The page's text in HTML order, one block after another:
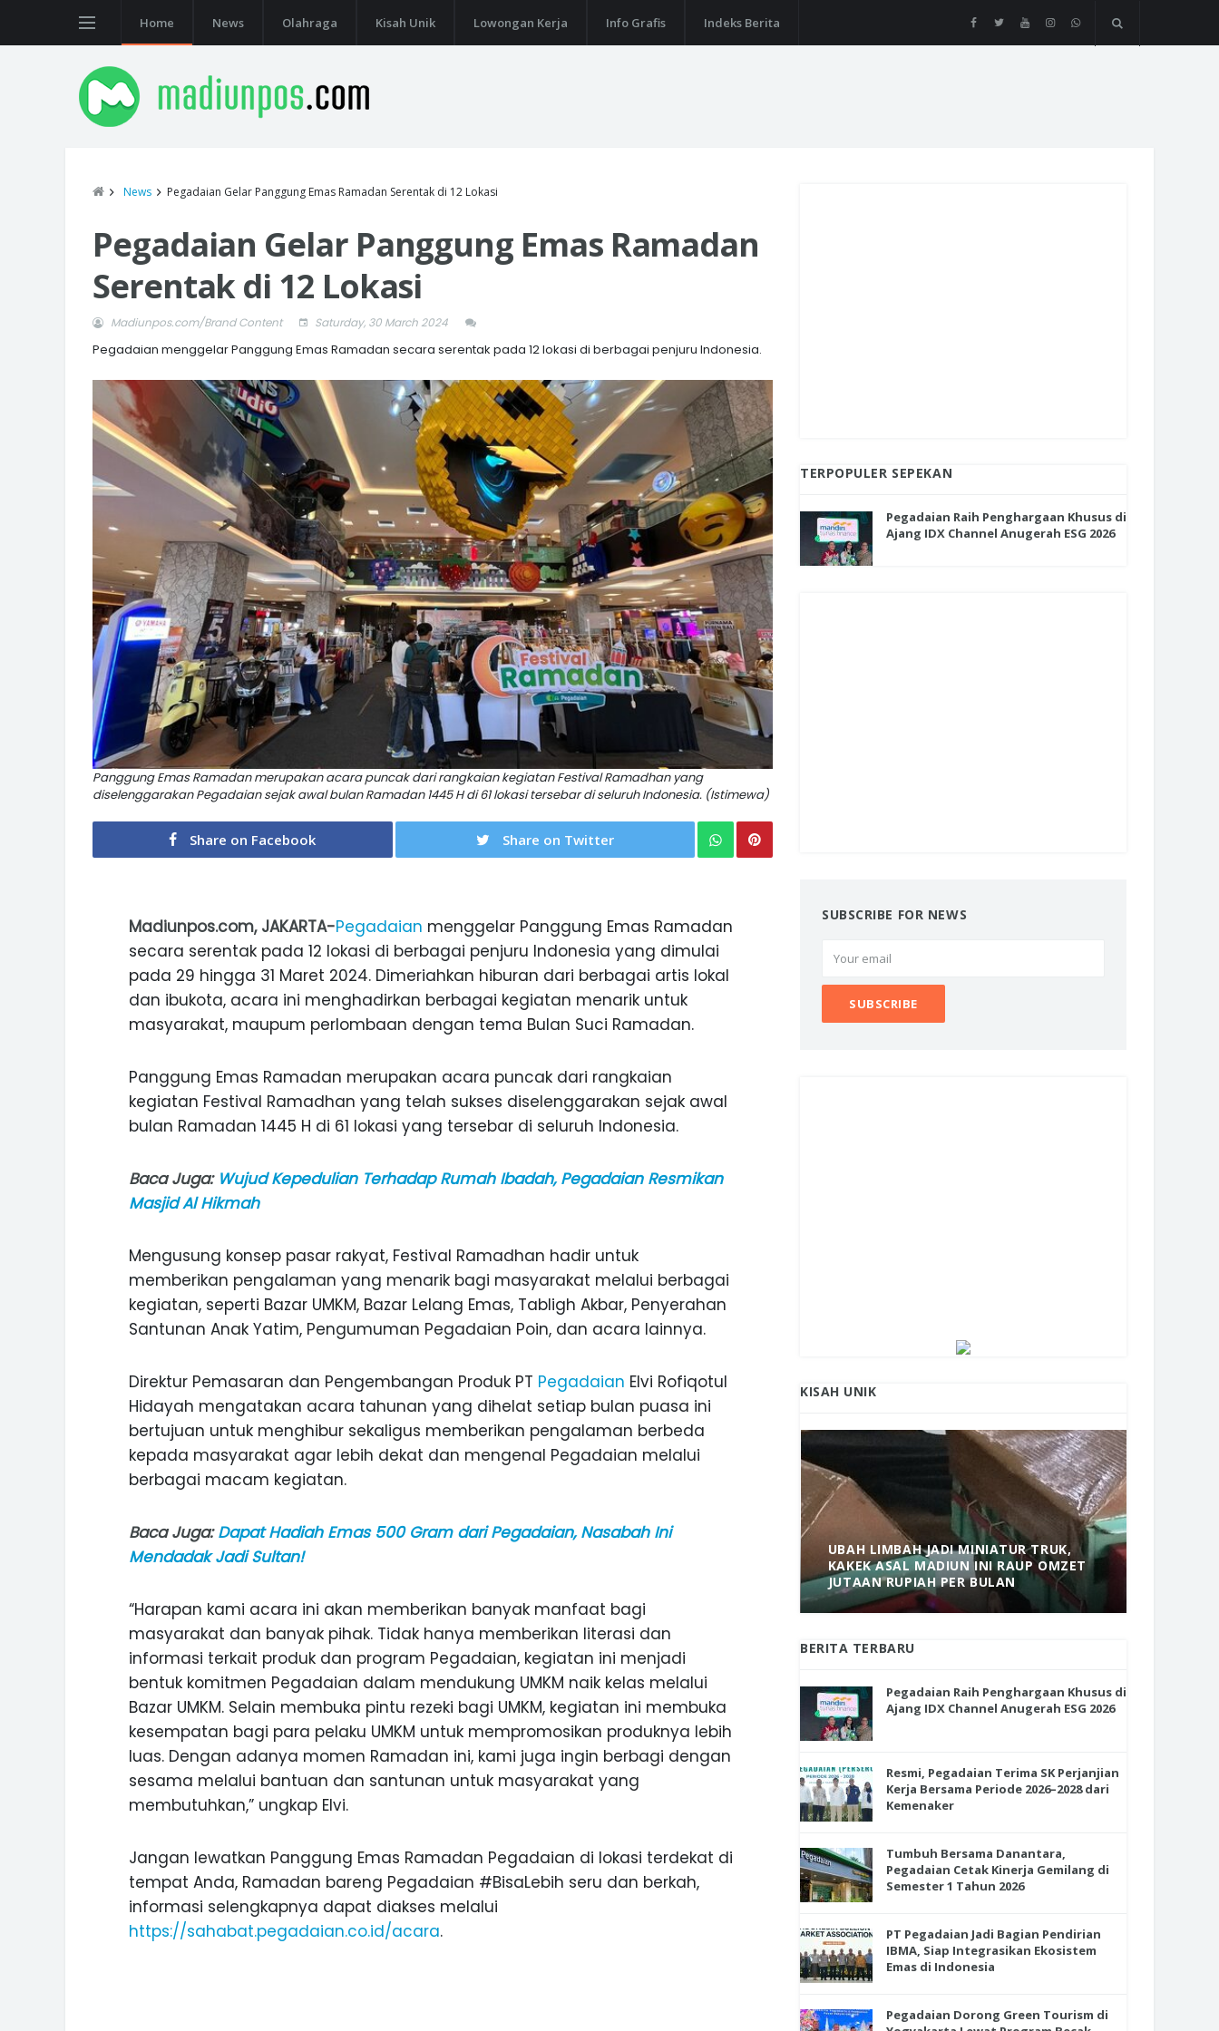
Home News Olahraga Kisah Unik Lowongan Kerja Info Grafis Indeks Berita
News Pegadaian Gelar Panggung Emas Ramadan Serentak di 12 Lokasi
Pegadaian Gelar Panggung Emas Ramadan
Serentak di 12 Lokasi
Madiunpos.com/Brand Content Saturday, 30 March 2024
Pegadaian menggelar Panggung Emas Ramadan secara serentak pada 12 lokasi di berbagai penjuru Indonesia.
Panggung Emas Ramadan merupakan acara puncak dari rangkaian kegiatan Festival Ramadhan yang
diselenggarakan Pegadaian sejak awal bulan Ramadan 1445 H di 61 lokasi tersebar di seluruh Indonesia. (Istimewa)
Share on Facebook Share on Twitter
Madiunpos.com, JAKARTA-Pegadaian menggelar Panggung Emas Ramadan
secara serentak pada 12 lokasi di berbagai penjuru Indonesia yang dimulai
pada 29 hingga 31 Maret 2024. Dimeriahkan hiburan dari berbagai artis lokal
dan ibukota, acara ini menghadirkan berbagai kegiatan menarik untuk
masyarakat, maupum perlombaan dengan tema Bulan Suci Ramadan.
Panggung Emas Ramadan merupakan acara puncak dari rangkaian
kegiatan Festival Ramadhan yang telah sukses diselenggarakan sejak awal
bulan Ramadan 1445 H di 61 lokasi yang tersebar di seluruh Indonesia.
Baca Juga: Wujud Kepedulian Terhadap Rumah Ibadah, Pegadaian Resmikan
Masjid Al Hikmah
Mengusung konsep pasar rakyat, Festival Ramadhan hadir untuk
memberikan pengalaman yang menarik bagi masyarakat melalui berbagai
kegiatan, seperti Bazar UMKM, Bazar Lelang Emas, Tabligh Akbar, Penyerahan
Santunan Anak Yatim, Pengumuman Pegadaian Poin, dan acara lainnya.
Direktur Pemasaran dan Pengembangan Produk PT Pegadaian Elvi Rofiqotul
Hidayah mengatakan acara tahunan yang dihelat setiap bulan puasa ini
bertujuan untuk menghibur sekaligus memberikan pengalaman berbeda
kepada masyarakat agar lebih dekat dan mengenal Pegadaian melalui
berbagai macam kegiatan.
Baca Juga:Dapat Hadiah Emas 500 Gram dari Pegadaian, Nasabah Ini
Mendadak Jadi Sultan!
“Harapan kami acara ini akan memberikan banyak manfaat bagi
masyarakat dan banyak pihak. Tidak hanya memberikan literasi dan
informasi terkait produk dan program Pegadaian, kegiatan ini menjadi
bentuk komitmen Pegadaian dalam mendukung UMKM naik kelas melalui
Bazar UMKM. Selain membuka pintu rezeki bagi UMKM, kegiatan ini membuka
kesempatan bagi para pelaku UMKM untuk mempromosikan produknya lebih
luas. Dengan adanya momen Ramadan ini, kami juga ingin berbagi dengan
sesama melalui bantuan dan santunan untuk masyarakat yang
membutuhkan,” ungkap Elvi.
Jangan lewatkan Panggung Emas Ramadan Pegadaian di lokasi terdekat di
tempat Anda, Ramadan bareng Pegadaian #BisaLebih seru dan berkah,
informasi selengkapnya dapat diakses melalui
https://sahabat.pegadaian.co.id/acara.
TERPOPULER SEPEKAN
Pegadaian Raih Penghargaan Khusus di
Ajang IDX Channel Anugerah ESG 2026
SUBSCRIBE FOR NEWS
KISAH UNIK
MANIS, LEGIT, DAN PAHIT, NIKMATNYA
UBAH LIMBAH JADI MINIATUR TRUK,
KAKEK ASAL MADIUN INI RAUP OMZET
JUTAAN RUPIAH PER BULAN
BERITA TERBARU
Pegadaian Raih Penghargaan Khusus di
Ajang IDX Channel Anugerah ESG 2026
Resmi, Pegadaian Terima SK Perjanjian
Kerja Bersama Periode 2026–2028 dari
Kemenaker
Tumbuh Bersama Danantara,
Pegadaian Cetak Kinerja Gemilang di
Semester 1 Tahun 2026
PT Pegadaian Jadi Bagian Pendirian
IBMA, Siap Integrasikan Ekosistem
Emas di Indonesia
Pegadaian Dorong Green Tourism di